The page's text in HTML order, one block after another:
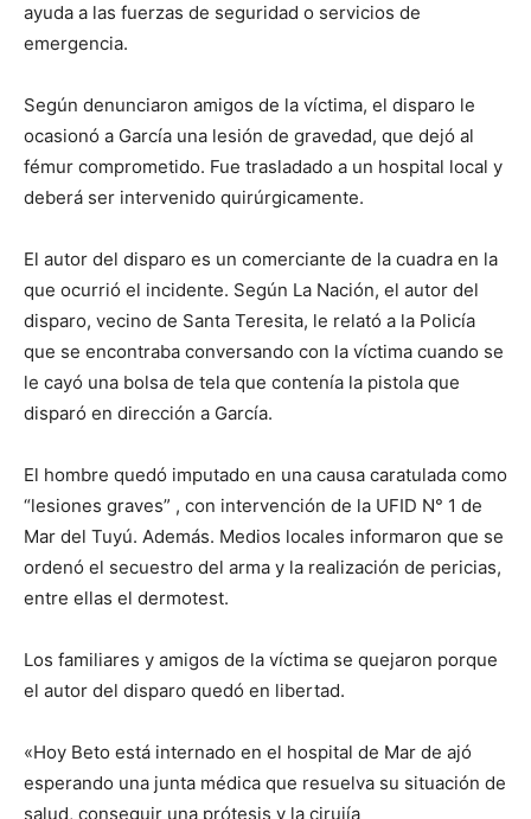
ayuda a las fuerzas de seguridad o servicios de
emergencia.
Según denunciaron amigos de la víctima, el disparo le
ocasionó a García una lesión de gravedad, que dejó al
fémur comprometido. Fue trasladado a un hospital local y
deberá ser intervenido quirúrgicamente.
El autor del disparo es un comerciante de la cuadra en la
que ocurrió el incidente. Según La Nación, el autor del
disparo, vecino de Santa Teresita, le relató a la Policía
que se encontraba conversando con la víctima cuando se
le cayó una bolsa de tela que contenía la pistola que
disparó en dirección a García.
El hombre quedó imputado en una causa caratulada como
“lesiones graves” , con intervención de la UFID N° 1 de
Mar del Tuyú. Además. Medios locales informaron que se
ordenó el secuestro del arma y la realización de pericias,
entre ellas el dermotest.
Los familiares y amigos de la víctima se quejaron porque
el autor del disparo quedó en libertad.
«Hoy Beto está internado en el hospital de Mar de ajó
esperando una junta médica que resuelva su situación de
salud, conseguir una prótesis y la cirujía